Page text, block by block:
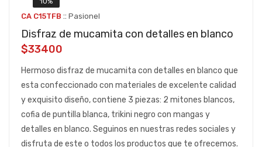
CA C15TFB :: Pasionel
Disfraz de mucamita con detalles en blanco
$33400
Hermoso disfraz de mucamita con detalles en blanco que
esta confeccionado con materiales de excelente calidad
y exquisito diseño, contiene 3 piezas: 2 mitones blancos,
cofia de puntilla blanca, trikini negro con mangas y
detalles en blanco. Seguinos en nuestras redes sociales y
disfruta de este o todos los productos que te ofrecemos.